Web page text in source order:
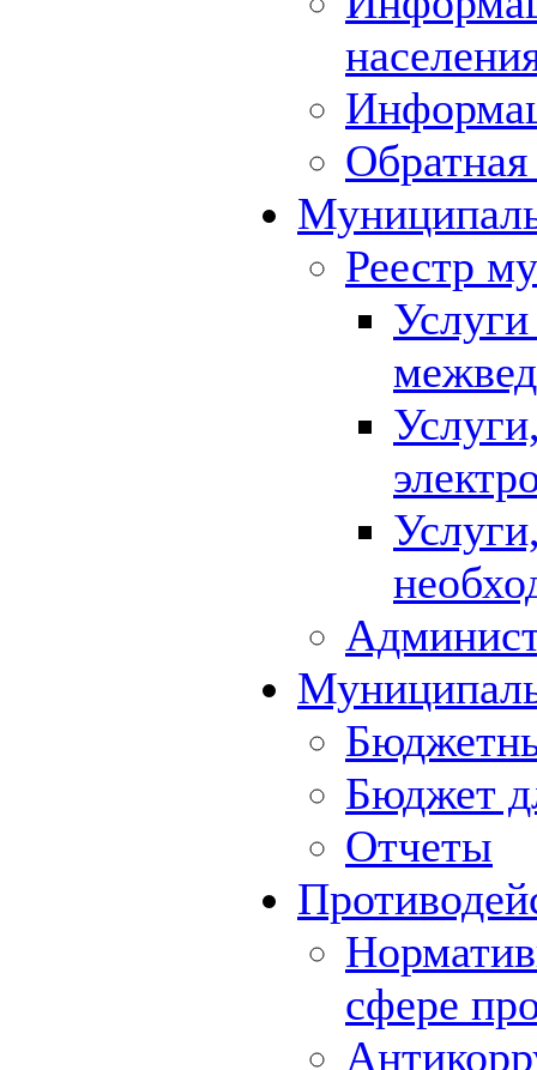
Обратная
Реестр
Бюджет
Отчеты
сфере